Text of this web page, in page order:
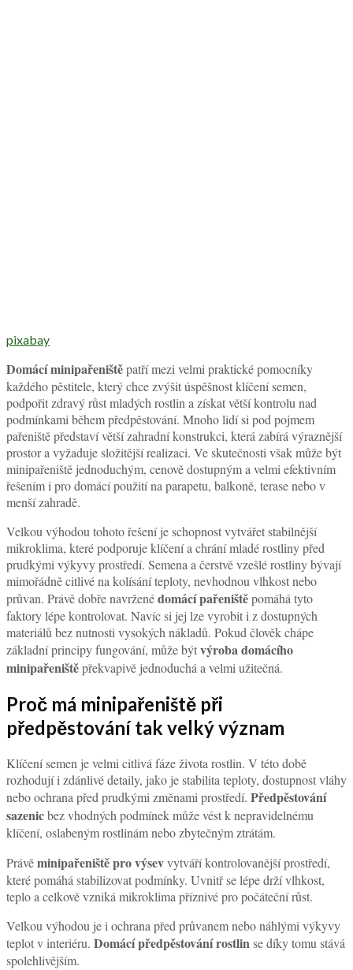
pixabay
Domácí minipařeništěpatří mezi velmi praktické pomocníky
každého pěstitele, který chce zvýšit úspěšnost klíčení semen,
podpořit zdravý růst mladých rostlin a získat větší kontrolu nad
podmínkami během předpěstování. Mnoho lidí si pod pojmem
pařeniště představí větší zahradní konstrukci, která zabírá výraznější
prostor a vyžaduje složitější realizaci. Ve skutečnosti však může být
minipařeniště jednoduchým, cenově dostupným a velmi efektivním
řešením i pro domácí použití na parapetu, balkoně, terase nebo v
menší zahradě.
Velkou výhodou tohoto řešení je schopnost vytvářet stabilnější
mikroklima, které podporuje klíčení a chrání mladé rostliny před
prudkými výkyvy prostředí. Semena a čerstvě vzešlé rostliny bývají
mimořádně citlivé na kolísání teploty, nevhodnou vlhkost nebo
průvan. Právě dobře navrženédomácí pařeništěpomáhá tyto
faktory lépe kontrolovat. Navíc si jej lze vyrobit i z dostupných
materiálů bez nutnosti vysokých nákladů. Pokud člověk chápe
základní principy fungování, může býtvýroba domácího
minipařeništěpřekvapivě jednoduchá a velmi užitečná.
Proč má minipařeniště při
předpěstování tak velký význam
Klíčení semen je velmi citlivá fáze života rostlin. V této době
rozhodují i zdánlivé detaily, jako je stabilita teploty, dostupnost vláhy
nebo ochrana před prudkými změnami prostředí. Předpěstování
sazenicbez vhodných podmínek může vést k nepravidelnému
klíčení, oslabeným rostlinám nebo zbytečným ztrátám.
Právěminipařeniště pro výsevvytváří kontrolovanější prostředí,
které pomáhá stabilizovat podmínky. Uvnitř se lépe drží vlhkost,
teplo a celkově vzniká mikroklima příznivé pro počáteční růst.
Velkou výhodou je i ochrana před průvanem nebo náhlými výkyvy
teplot v interiéru. Domácí předpěstování rostlinse díky tomu stává
spolehlivějším.